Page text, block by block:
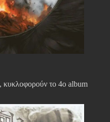
το 4ο album